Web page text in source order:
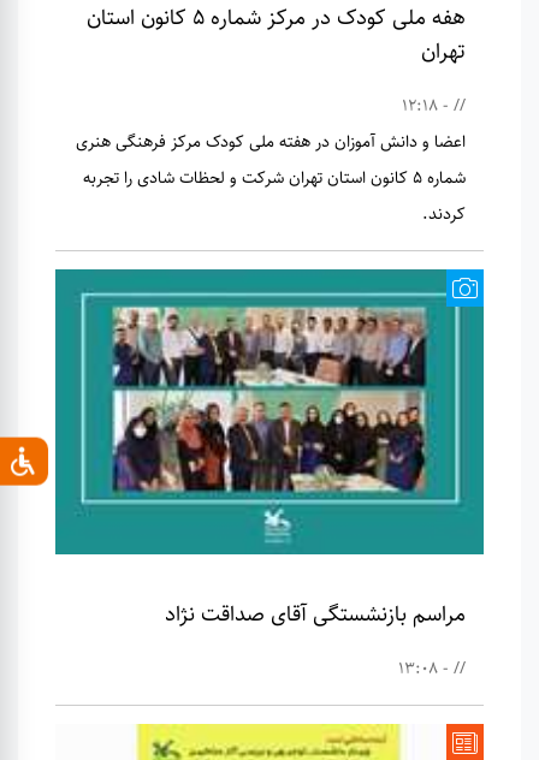
هفه ملی کودک در مرکز شماره ۵ کانون استان
تهران
// - 12:18
اعضا و دانش آموزان در هفته ملی کودک مرکز فرهنگی هنری
شماره ۵ کانون استان تهران شرکت و لحظات شادی را تجربه
کردند.
مراسم بازنشستگی آقای صداقت نژاد
// - 13:08